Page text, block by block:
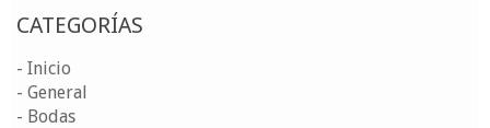
CATEGORÍAS
- Inicio
- General
- Bodas